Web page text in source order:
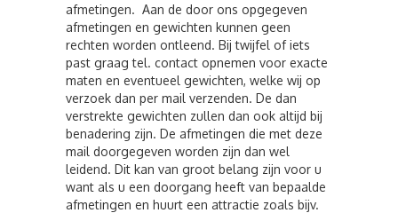
afmetingen. Aan de door ons opgegeven
afmetingen en gewichten kunnen geen
rechten worden ontleend. Bij twijfel of iets
past graag tel. contact opnemen voor exacte
maten en eventueel gewichten, welke wij op
verzoek dan per mail verzenden. De dan
verstrekte gewichten zullen dan ook altijd bij
benadering zijn. De afmetingen die met deze
mail doorgegeven worden zijn dan wel
leidend. Dit kan van groot belang zijn voor u
want als u een doorgang heeft van bepaalde
afmetingen en huurt een attractie zoals bijv.